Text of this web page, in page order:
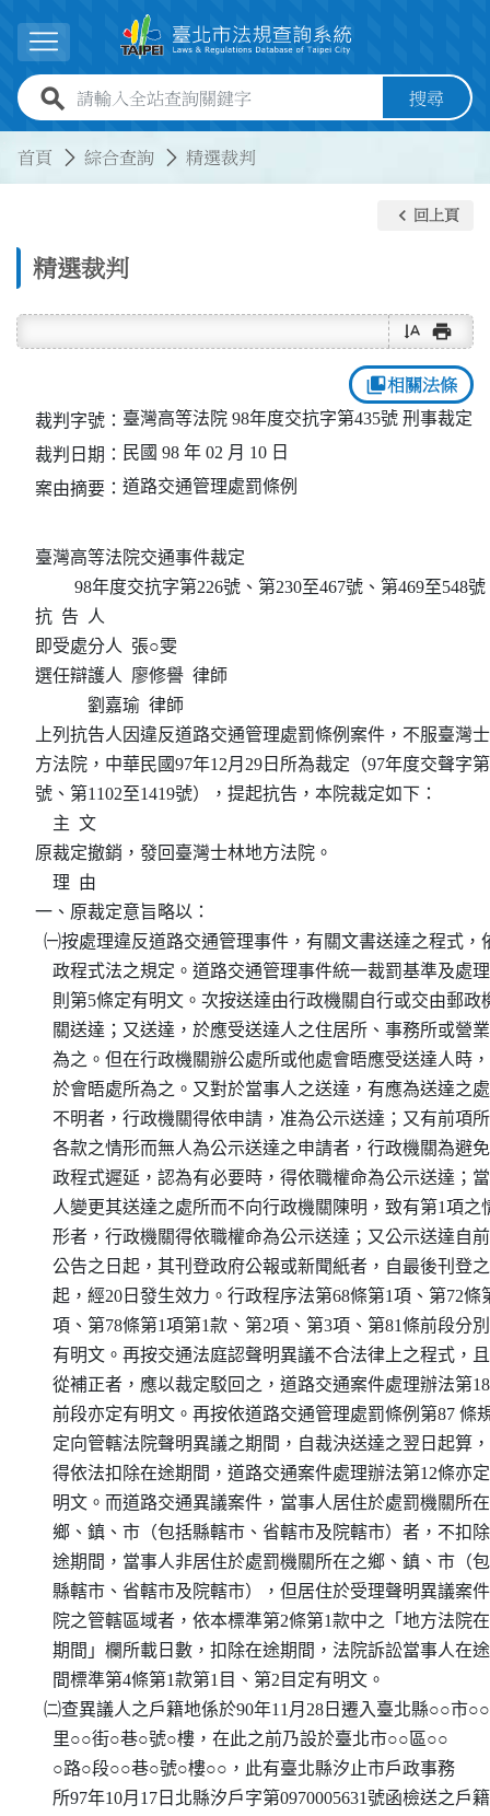
展開選單
全站查詢關鍵字欄位 搜尋
首頁 綜合查詢 精選裁判
精選裁判
keyboard_arrow_left 回上頁
text_rotate_vertical print
collections_bookmark相關法條
裁判字號： 臺灣高等法院 98年度交抗字第435號 刑事裁定
裁判日期： 民國 98 年 02 月 10 日
案由摘要： 道路交通管理處罰條例
臺灣高等法院交通事件裁定
         98年度交抗字第226號、第230至467號、第469至548號
抗  告  人
即受處分人  張○雯
選任辯護人  廖修譽  律師
            劉嘉瑜  律師
上列抗告人因違反道路交通管理處罰條例案件，不服臺灣
方法院，中華民國97年12月29日所為裁定（97年度交聲字
號、第1102至1419號），提起抗告，本院裁定如下：
    主  文
原裁定撤銷，發回臺灣士林地方法院。
    理  由
一、原裁定意旨略以：
㈠按處理違反道路交通管理事件，有關文書送達之程式，
政程式法之規定。道路交通管理事件統一裁罰基準及處
則第5條定有明文。次按送達由行政機關自行或交由郵政
關送達；又送達，於應受送達人之住居所、事務所或營
為之。但在行政機關辦公處所或他處會晤應受送達人時
於會晤處所為之。又對於當事人之送達，有應為送達之
不明者，行政機關得依申請，准為公示送達；又有前項
各款之情形而無人為公示送達之申請者，行政機關為避
政程式遲延，認為有必要時，得依職權命為公示送達；
人變更其送達之處所而不向行政機關陳明，致有第1項之
形者，行政機關得依職權命為公示送達；又公示送達自
公告之日起，其刊登政府公報或新聞紙者，自最後刊登
起，經20日發生效力。行政程序法第68條第1項、第72條
項、第78條第1項第1款、第2項、第3項、第81條前段分
有明文。再按交通法庭認聲明異議不合法律上之程式，
從補正者，應以裁定駁回之，道路交通案件處理辦法第
前段亦定有明文。再按依道路交通管理處罰條例第87 條
定向管轄法院聲明異議之期間，自裁決送達之翌日起算
得依法扣除在途期間，道路交通案件處理辦法第12條亦
明文。而道路交通異議案件，當事人居住於處罰機關所
鄉、鎮、市（包括縣轄市、省轄市及院轄市）者，不扣
途期間，當事人非居住於處罰機關所在之鄉、鎮、市（
縣轄市、省轄市及院轄市），但居住於受理聲明異議案
院之管轄區域者，依本標準第2條第1款中之「地方法院
期間」欄所載日數，扣除在途期間，法院訴訟當事人在
    間標準第4條第1款第1目、第2目定有明文。
  ㈡查異議人之戶籍地係於90年11月28日遷入臺北縣○○市○○
    里○○街○巷○號○樓，在此之前乃設於臺北市○○區○○
    ○路○段○○巷○號○樓○○，此有臺北縣汐止市戶政事務
所97年10月17日北縣汐戶字第0970005631號函檢送之戶